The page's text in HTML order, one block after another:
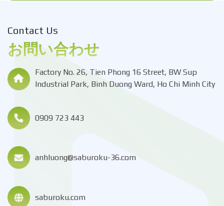
Contact Us
お問い合わせ
Factory No. 26, Tien Phong 16 Street, BW Sup
Industrial Park, Binh Duong Ward, Ho Chi Minh City
0909 723 443
anhluong@saburoku-36.com
saburoku.com